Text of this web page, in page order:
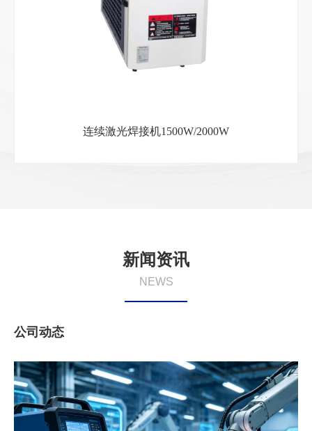
连续激光焊接机1500W/2000W
新闻资讯
NEWS
公司动态